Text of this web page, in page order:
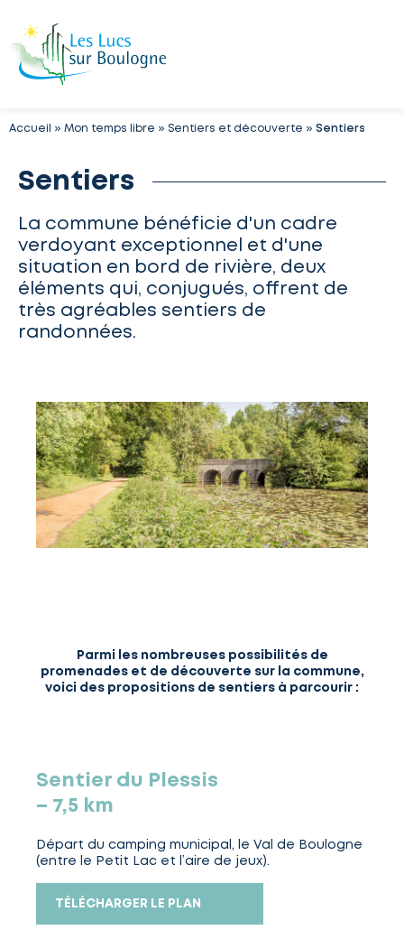
Accueil » Mon temps libre » Sentiers et découverte » Sentiers
Sentiers
La commune bénéficie d'un cadre
verdoyant exceptionnel et d'une
situation en bord de rivière, deux
éléments qui, conjugués, offrent de
très agréables sentiers de
randonnées.
Parmi les nombreuses possibilités de
promenades et de découverte sur la commune,
voici des propositions de sentiers à parcourir :
Sentier du Plessis
– 7,5 km
Départ du camping municipal, le Val de Boulogne
(entre le Petit Lac et l’aire de jeux).
TÉLÉCHARGER LE PLAN